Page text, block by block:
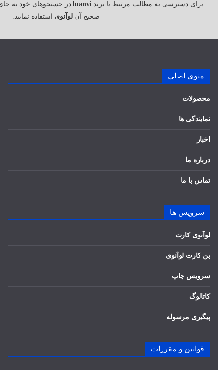
برای دسترسی به مطالب مرتبط با برندluanvi در جستجوهای خود به
صحیح آنلوآنوی استفاده نمایید.
منوی اصلی
محصولات
نمایندگی ها
اخبار
درباره ما
تماس با ما
سرویس ها
لوآنوی کارت
بن کارت لوآنوی
سرویس چاپ
کاتالوگ
پیگیری مرسوله
قوانین و مقررات